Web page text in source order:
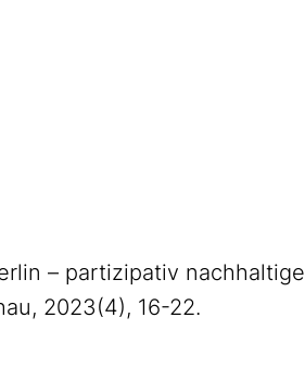
– partizipativ nachhaltige
2023(4), 16-22.